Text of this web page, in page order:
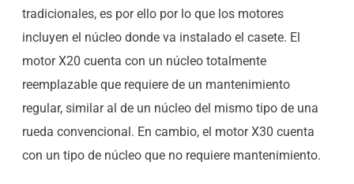
tradicionales, es por ello por lo que los motores
incluyen el núcleo donde va instalado el casete. El
motor X20 cuenta con un núcleo totalmente
reemplazable que requiere de un mantenimiento
regular, similar al de un núcleo del mismo tipo de una
rueda convencional. En cambio, el motor X30 cuenta
con un tipo de núcleo que no requiere mantenimiento.